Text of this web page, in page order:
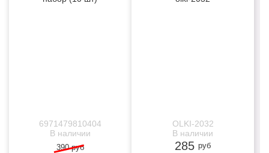
6971479810404
В наличии
390 руб
OLKI-2032
В наличии
285 руб